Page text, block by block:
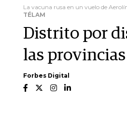
La vacuna rusa en un vuelo de
TÉLAM
Distrito por
las provincias
Forbes Digital